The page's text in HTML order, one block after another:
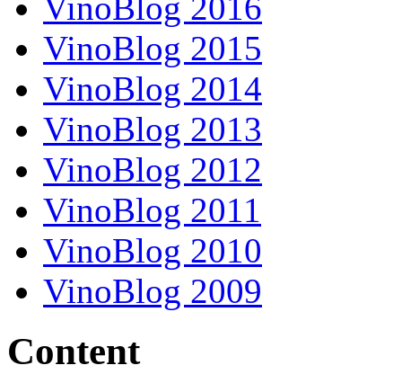
VinoBlog 2016
VinoBlog 2015
VinoBlog 2014
VinoBlog 2013
VinoBlog 2012
VinoBlog 2011
VinoBlog 2010
VinoBlog 2009
Content